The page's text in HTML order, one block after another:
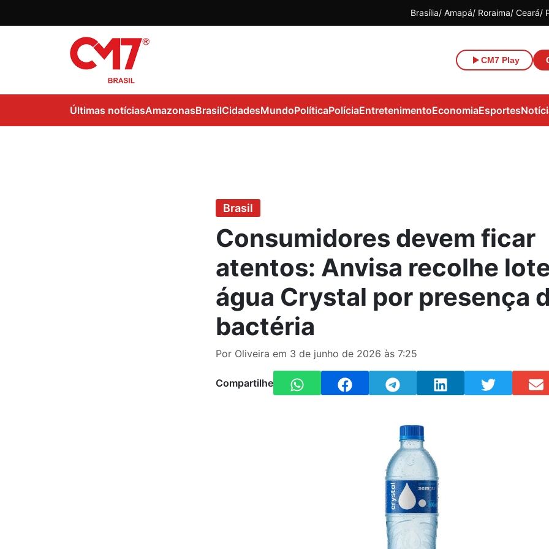
Brasília Amapá Roraima Ceará
CM7 Play
Últimas notíciasAmazonasBrasilCidadesMundoPolíticaPolíciaEntretenimentoEconomiaEsportes
Brasil
Consumidores devem ficar
atentos: Anvisa recolhe
água Crystal por presença
bactéria
Por Oliveira em 3 de junho de 2026 às 7:25
Compartilhe